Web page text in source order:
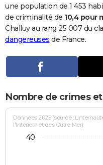
Carte de Noël
Carte Bonne année
Carte Saint-Valentin
Carte Pâques
Carte d'anniversaire
DICTIONNAIRE
Dictionnaire
Biographies
Citations
Expressions
Proverbes
PROGRAMME TV
Se connecter
Entreprises
Service militaire
Avis de recherche
AVIS DE DÉCÈS
Bricolage
Lifestyle
Culture
Sport
Auto
Television
Voyage
Cinema
une population de 1 453
de criminalité de 10,4 pour
Challuy au rang 25 007 du
dangereuses de France.
Nombre de crimes
Données 2025 (source :
l'Intérieur et des Outre-Mer)
40